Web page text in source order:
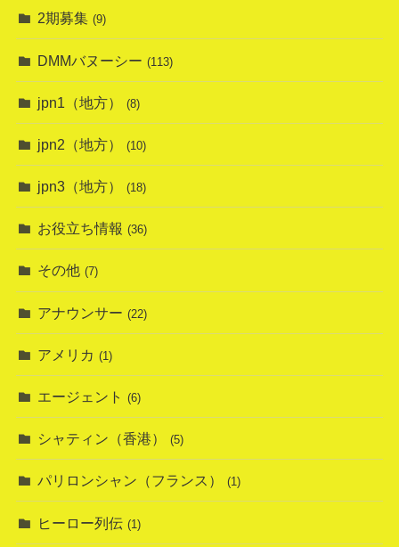
2期募集 (9)
DMMバヌーシー (113)
jpn1（地方） (8)
jpn2（地方） (10)
jpn3（地方） (18)
お役立ち情報 (36)
その他 (7)
アナウンサー (22)
アメリカ (1)
エージェント (6)
シャティン（香港） (5)
パリロンシャン（フランス） (1)
ヒーロー列伝 (1)